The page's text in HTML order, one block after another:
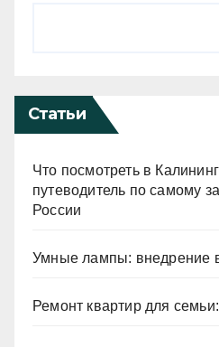
Статьи
Что посмотреть в
путеводитель по самому
России
Умные лампы: внедрение
Ремонт квартир для